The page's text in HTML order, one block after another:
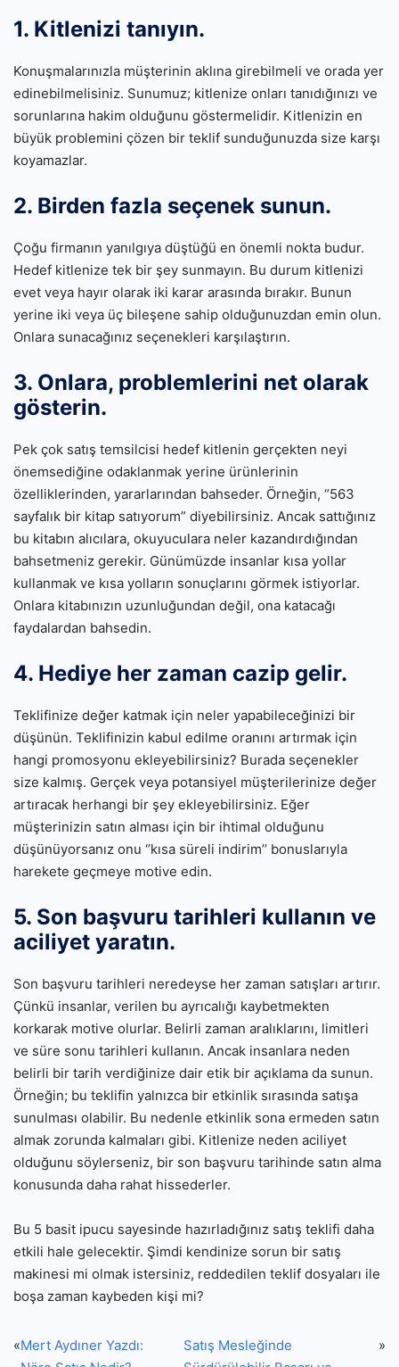
1. Kitlenizi tanıyın.
Konuşmalarınızla müşterinin aklına girebilmeli ve orada yer
edinebilmelisiniz. Sunumuz; kitlenize onları tanıdığınızı ve
sorunlarına hakim olduğunu göstermelidir. Kitlenizin en
büyük problemini çözen bir teklif sunduğunuzda size karşı
koyamazlar.
2. Birden fazla seçenek sunun.
Çoğu firmanın yanılgıya düştüğü en önemli nokta budur.
Hedef kitlenize tek bir şey sunmayın. Bu durum kitlenizi
evet veya hayır olarak iki karar arasında bırakır. Bunun
yerine iki veya üç bileşene sahip olduğunuzdan emin olun.
Onlara sunacağınız seçenekleri karşılaştırın.
3. Onlara, problemlerini net olarak
gösterin.
Pek çok satış temsilcisi hedef kitlenin gerçekten neyi
önemsediğine odaklanmak yerine ürünlerinin
özelliklerinden, yararlarından bahseder. Örneğin, “563
sayfalık bir kitap satıyorum” diyebilirsiniz. Ancak sattığınız
bu kitabın alıcılara, okuyuculara neler kazandırdığından
bahsetmeniz gerekir. Günümüzde insanlar kısa yollar
kullanmak ve kısa yolların sonuçlarını görmek istiyorlar.
Onlara kitabınızın uzunluğundan değil, ona katacağı
faydalardan bahsedin.
4. Hediye her zaman cazip gelir.
Teklifinize değer katmak için neler yapabileceğinizi bir
düşünün. Teklifinizin kabul edilme oranını artırmak için
hangi promosyonu ekleyebilirsiniz? Burada seçenekler
size kalmış. Gerçek veya potansiyel müşterilerinize değer
artıracak herhangi bir şey ekleyebilirsiniz. Eğer
müşterinizin satın alması için bir ihtimal olduğunu
düşünüyorsanız onu ‘’kısa süreli indirim’’ bonuslarıyla
harekete geçmeye motive edin.
5. Son başvuru tarihleri ​​kullanın ve
aciliyet yaratın.
Son başvuru tarihleri ​​neredeyse her zaman satışları artırır.
Çünkü insanlar, verilen bu ayrıcalığı kaybetmekten
korkarak motive olurlar. Belirli zaman aralıklarını, limitleri
ve süre sonu tarihleri ​​kullanın. Ancak insanlara neden
belirli bir tarih verdiğinize dair etik bir açıklama da sunun.
Örneğin; bu teklifin yalnızca bir etkinlik sırasında satışa
sunulması olabilir. Bu nedenle etkinlik sona ermeden satın
almak zorunda kalmaları gibi. Kitlenize neden aciliyet
olduğunu söylerseniz, bir son başvuru tarihinde satın alma
konusunda daha rahat hissederler.
Bu 5 basit ipucu sayesinde hazırladığınız satış teklifi daha
etkili hale gelecektir. Şimdi kendinize sorun bir satış
makinesi mi olmak istersiniz, reddedilen teklif dosyaları ile
boşa zaman kaybeden kişi mi?
«Mert Aydıner Yazdı:
Satış Mesleğinde
»